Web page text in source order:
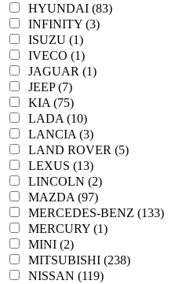
HYUNDAI (83)
INFINITY (3)
ISUZU (1)
IVECO (1)
JAGUAR (1)
JEEP (7)
KIA (75)
LADA (10)
LANCIA (3)
LAND ROVER (5)
LEXUS (13)
LINCOLN (2)
MAZDA (97)
MERCEDES-BENZ (133)
MERCURY (1)
MINI (2)
MITSUBISHI (238)
NISSAN (119)